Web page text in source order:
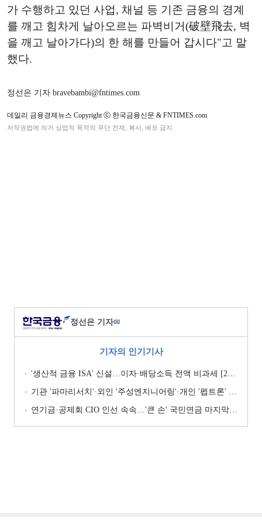
가 수행하고 있던 사업, 채널 등 기존 금융의 경계
를 깨고 힘차게 날아오르는 파벽비거(破壁飛去, 벽
을 깨고 날아가다)의 한 해를 만들어 갑시다"고 말
했다.
정선은 기자 bravebambi@fntimes.com
데일리 금융경제뉴스 Copyright ⓒ 한국금융신문 & FNTIMES.com
저작권법에 의거 상업적 목적의 무단 전재, 복사, 배포 금지
정선은 기자✉
기자의 인기기사
'생산적 금융 ISA' 신설…이자·배당소득 전액 비과세 [2026 세제개편안]
기관 '파마리서치'·외인 '주성엔지니어링'·개인 '펩트론' 1위 [주간 코스닥 순매수- 2026년 7월27일~7월31일]
연기금·공제회 CIO 인선 속속…'큰 손' 국민연금 마지막 타자